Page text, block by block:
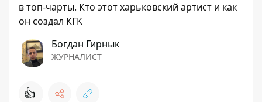
в топ-чарты. Кто этот харьковский артист и как
он создал КГК
Богдан Гирнык
ЖУРНАЛИСТ
👍